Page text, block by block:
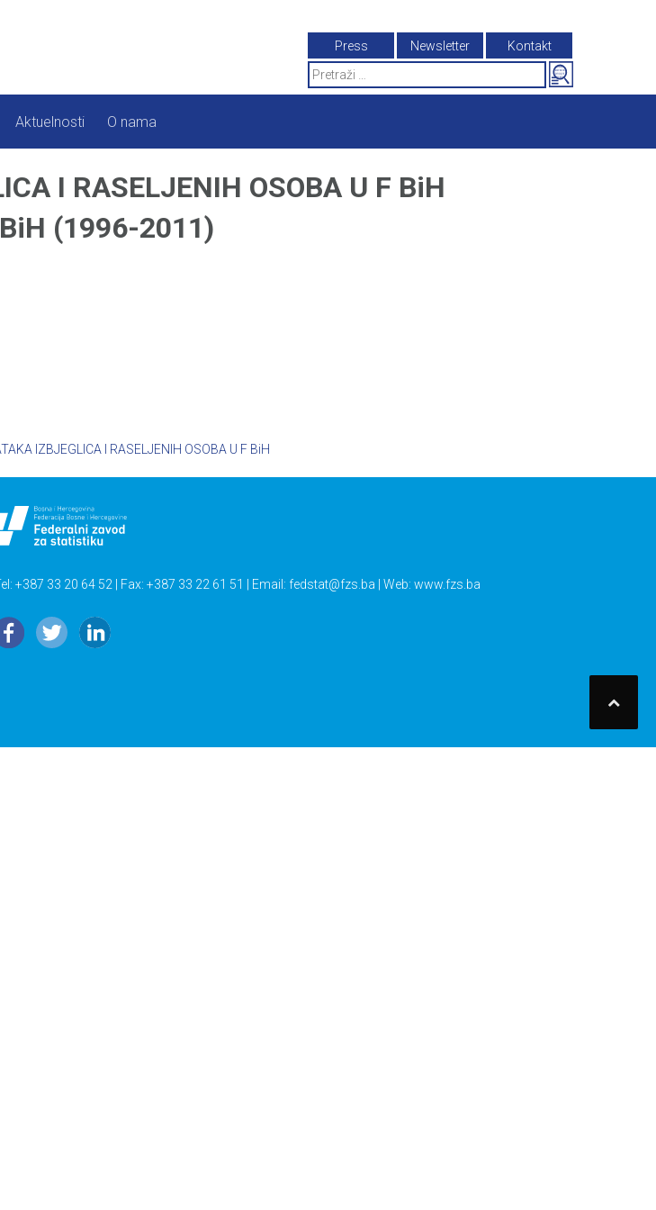
Press Newsletter
Kontakt
Search
for:
Aktuelnosti O nama
I RASELJENIH OSOBA U F BiH
(1996-2011)
IZBJEGLICA I RASELJENIH OSOBA U F BiH
+387 33 20 64 52 | Fax: +387 33 22 61 51 | Email: fedstat@fzs.ba | Web: www.fzs.ba